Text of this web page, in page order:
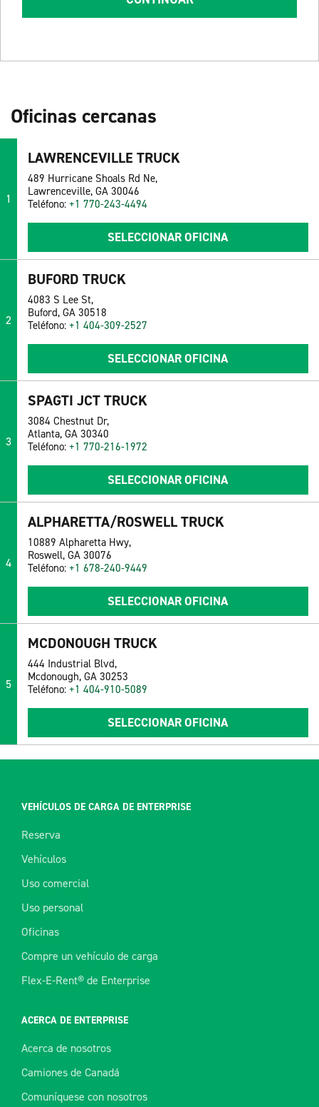
Oficinas cercanas
1
LAWRENCEVILLE TRUCK
489 Hurricane Shoals Rd Ne,
Lawrenceville, GA 30046
Teléfono: +1 770-243-4494
SELECCIONAR OFICINA
2
BUFORD TRUCK
4083 S Lee St,
Buford, GA 30518
Teléfono: +1 404-309-2527
SELECCIONAR OFICINA
3
SPAGTI JCT TRUCK
3084 Chestnut Dr,
Atlanta, GA 30340
Teléfono: +1 770-216-1972
SELECCIONAR OFICINA
4
ALPHARETTA/ROSWELL TRUCK
10889 Alpharetta Hwy,
Roswell, GA 30076
Teléfono: +1 678-240-9449
SELECCIONAR OFICINA
5
MCDONOUGH TRUCK
444 Industrial Blvd,
Mcdonough, GA 30253
Teléfono: +1 404-910-5089
SELECCIONAR OFICINA
VEHÍCULOS DE CARGA DE ENTERPRISE
Reserva
Vehículos
Uso comercial
Uso personal
Oficinas
Compre un vehículo de carga
Flex-E-Rent® de Enterprise
ACERCA DE ENTERPRISE
Acerca de nosotros
Camiones de Canadá
Comuníquese con nosotros